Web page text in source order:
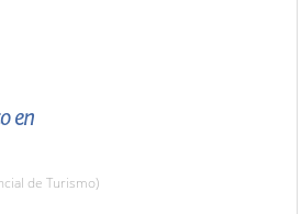
en
de Turismo)